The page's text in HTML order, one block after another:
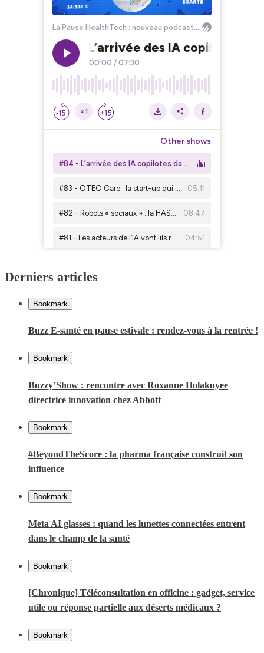
Derniers articles
Bookmark
Buzz E-santé en pause estivale : rendez-vous à la rentrée !
Bookmark
Buzzy’Show : rencontre avec Roxanne Holakuyee
directrice innovation chez Abbott
Bookmark
#BeyondTheScore : la pharma française construit son
influence
Bookmark
Meta AI glasses : quand les lunettes connectées entrent
dans le champ de la santé
Bookmark
[Chronique] Téléconsultation en officine : gadget, service
utile ou réponse partielle aux déserts médicaux ?
Bookmark